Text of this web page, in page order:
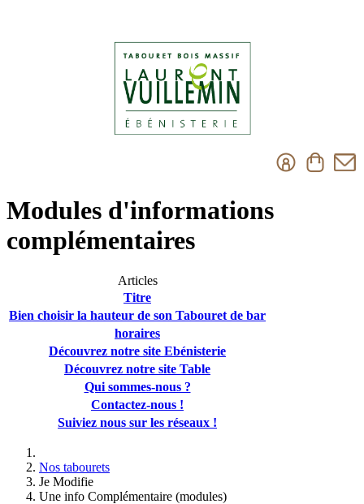
Modules d'informations
complémentaires
Articles
Titre
Bien choisir la hauteur de son Tabouret de bar
horaires
Découvrez notre site Ebénisterie
Découvrez notre site Table
Qui sommes-nous ?
Contactez-nous !
Suiviez nous sur les réseaux !
Nos tabourets
Je Modifie
Une info Complémentaire (modules)